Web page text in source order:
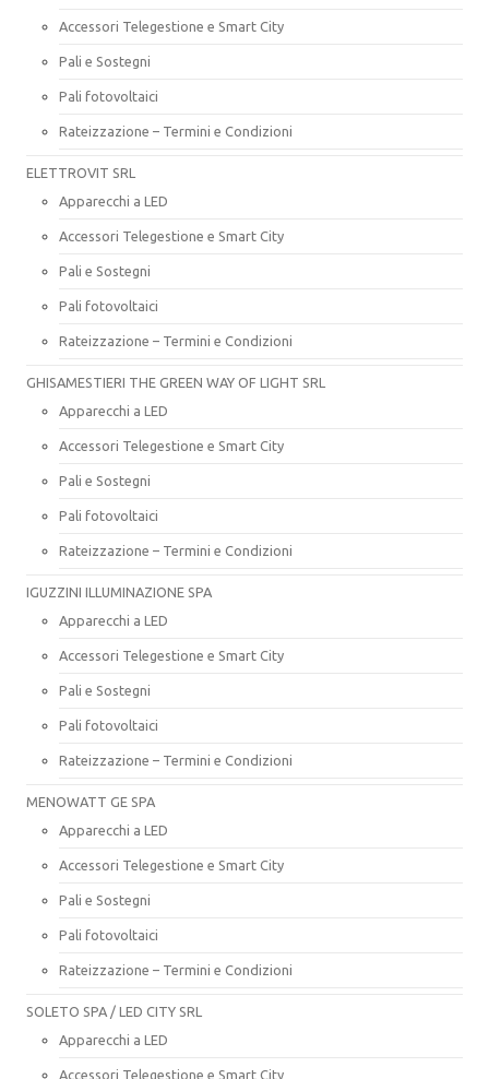
Accessori Telegestione e Smart City
Pali e Sostegni
Pali fotovoltaici
Rateizzazione – Termini e Condizioni
ELETTROVIT SRL
Apparecchi a LED
Accessori Telegestione e Smart City
Pali e Sostegni
Pali fotovoltaici
Rateizzazione – Termini e Condizioni
GHISAMESTIERI THE GREEN WAY OF LIGHT SRL
Apparecchi a LED
Accessori Telegestione e Smart City
Pali e Sostegni
Pali fotovoltaici
Rateizzazione – Termini e Condizioni
IGUZZINI ILLUMINAZIONE SPA
Apparecchi a LED
Accessori Telegestione e Smart City
Pali e Sostegni
Pali fotovoltaici
Rateizzazione – Termini e Condizioni
MENOWATT GE SPA
Apparecchi a LED
Accessori Telegestione e Smart City
Pali e Sostegni
Pali fotovoltaici
Rateizzazione – Termini e Condizioni
SOLETO SPA / LED CITY SRL
Apparecchi a LED
Accessori Telegestione e Smart City